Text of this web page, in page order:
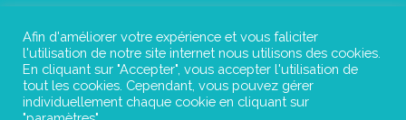
Plan du site
Mentions légales
Afin d'améliorer votre expérience et vous faliciter
l'utilisation de notre site internet nous utilisons des cookies.
En cliquant sur "Accepter", vous accepter l'utilisation de
tout les cookies. Cependant, vous pouvez gérer
individuellement chaque cookie en cliquant sur